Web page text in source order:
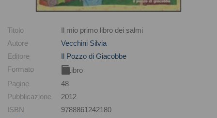
Titolo
Il mio primo libro dei salmi
Autore
Vecchini Silvia
Editore
Il Pozzo di Giacobbe
Formato
Libro
Pagine
48
Pubblicazione
2012
ISBN
9788861242180